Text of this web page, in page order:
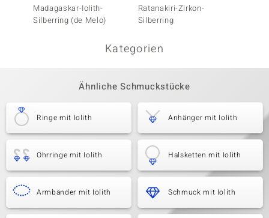
Madagaskar-Iolith-
Silberring (de Melo)
Ratanakiri-Zirkon-
Silberring
Kategorien
Ähnliche Schmuckstücke
Ringe mit Iolith Anhänger mit Iolith
Ohrringe mit Iolith Halsketten mit Iolith
Armbänder mit Iolith Schmuck mit Iolith